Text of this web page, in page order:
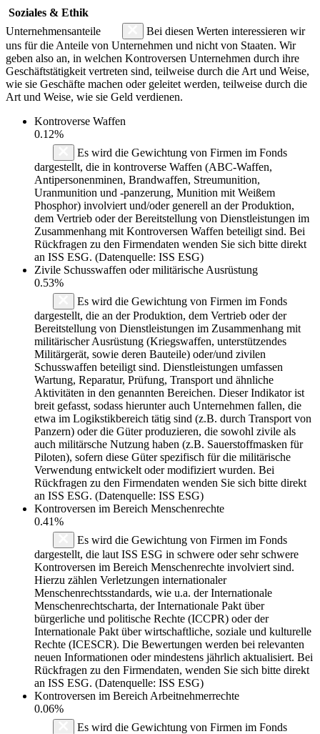
Soziales & Ethik
Unternehmensanteile
Bei diesen Werten interessieren wir
uns für die Anteile von Unternehmen und nicht von Staaten. Wir
geben also an, in welchen Kontroversen Unternehmen durch ihre
Geschäftstätigkeit vertreten sind, teilweise durch die Art und Weise,
wie sie Geschäfte machen oder geleitet werden, teilweise durch die
Art und Weise, wie sie Geld verdienen.
Kontroverse Waffen
0.12%
Es wird die Gewichtung von Firmen im Fonds
dargestellt, die in kontroverse Waffen (ABC-Waffen,
Antipersonenminen, Brandwaffen, Streumunition,
Uranmunition und -panzerung, Munition mit Weißem
Phosphor) involviert und/oder generell an der Produktion,
dem Vertrieb oder der Bereitstellung von Dienstleistungen im
Zusammenhang mit Kontroversen Waffen beteiligt sind. Bei
Rückfragen zu den Firmendaten wenden Sie sich bitte direkt
an ISS ESG. (Datenquelle: ISS ESG)
Zivile Schusswaffen oder militärische Ausrüstung
0.53%
Es wird die Gewichtung von Firmen im Fonds
dargestellt, die an der Produktion, dem Vertrieb oder der
Bereitstellung von Dienstleistungen im Zusammenhang mit
militärischer Ausrüstung (Kriegswaffen, unterstützendes
Militärgerät, sowie deren Bauteile) oder/und zivilen
Schusswaffen beteiligt sind. Dienstleistungen umfassen
Wartung, Reparatur, Prüfung, Transport und ähnliche
Aktivitäten in den genannten Bereichen. Dieser Indikator ist
breit gefasst, sodass hierunter auch Unternehmen fallen, die
etwa im Logikstikbereich tätig sind (z.B. durch Transport von
Panzern) oder die Güter produzieren, die sowohl zivile als
auch militärsche Nutzung haben (z.B. Sauerstoffmasken für
Piloten), sofern diese Güter spezifisch für die militärische
Verwendung entwickelt oder modifiziert wurden. Bei
Rückfragen zu den Firmendaten wenden Sie sich bitte direkt
an ISS ESG. (Datenquelle: ISS ESG)
Kontroversen im Bereich Menschenrechte
0.41%
Es wird die Gewichtung von Firmen im Fonds
dargestellt, die laut ISS ESG in schwere oder sehr schwere
Kontroversen im Bereich Menschenrechte involviert sind.
Hierzu zählen Verletzungen internationaler
Menschenrechtsstandards, wie u.a. der Internationale
Menschenrechtscharta, der Internationale Pakt über
bürgerliche und politische Rechte (ICCPR) oder der
Internationale Pakt über wirtschaftliche, soziale und kulturelle
Rechte (ICESCR). Die Bewertungen werden bei relevanten
neuen Informationen oder mindestens jährlich aktualisiert. Bei
Rückfragen zu den Firmendaten, wenden Sie sich bitte direkt
an ISS ESG. (Datenquelle: ISS ESG)
Kontroversen im Bereich Arbeitnehmerrechte
0.06%
Es wird die Gewichtung von Firmen im Fonds